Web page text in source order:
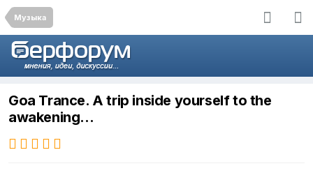
Музыка
Goa Trance. A trip inside yourself to the
awakening...